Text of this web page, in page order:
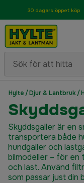
30 dagars öppet köp
Hylte /Djur & Lantbruk/
Skyddsgaller är en
transportera både
hundgaller och
bilmodeller – för en
och last. Använd
som passar just din